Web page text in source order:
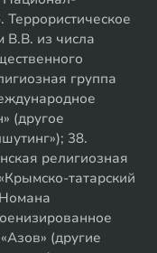
Террористическое
В.В. из числа
группа
(другое
38.
религиозная
татарский
(другие